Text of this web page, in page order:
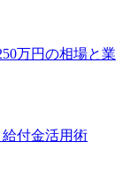
万円の相場と業
付金活用術